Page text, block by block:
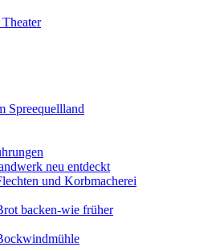
Spreequellland
neu entdeckt
und Korbmacherei
backen-wie früher